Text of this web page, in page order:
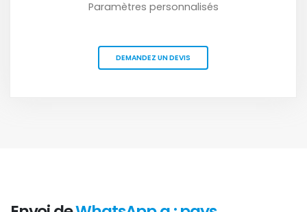
Paramètres personnalisés
DEMANDEZ UN DEVIS